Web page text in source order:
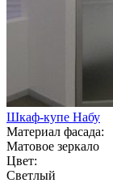
Шкаф-купе Набу
Материал фасада:
Матовое зеркало
Цвет:
Светлый